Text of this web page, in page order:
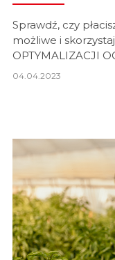
Sprawdź, czy
możliwe i
OPTYMALIZACJI
04.04.2023